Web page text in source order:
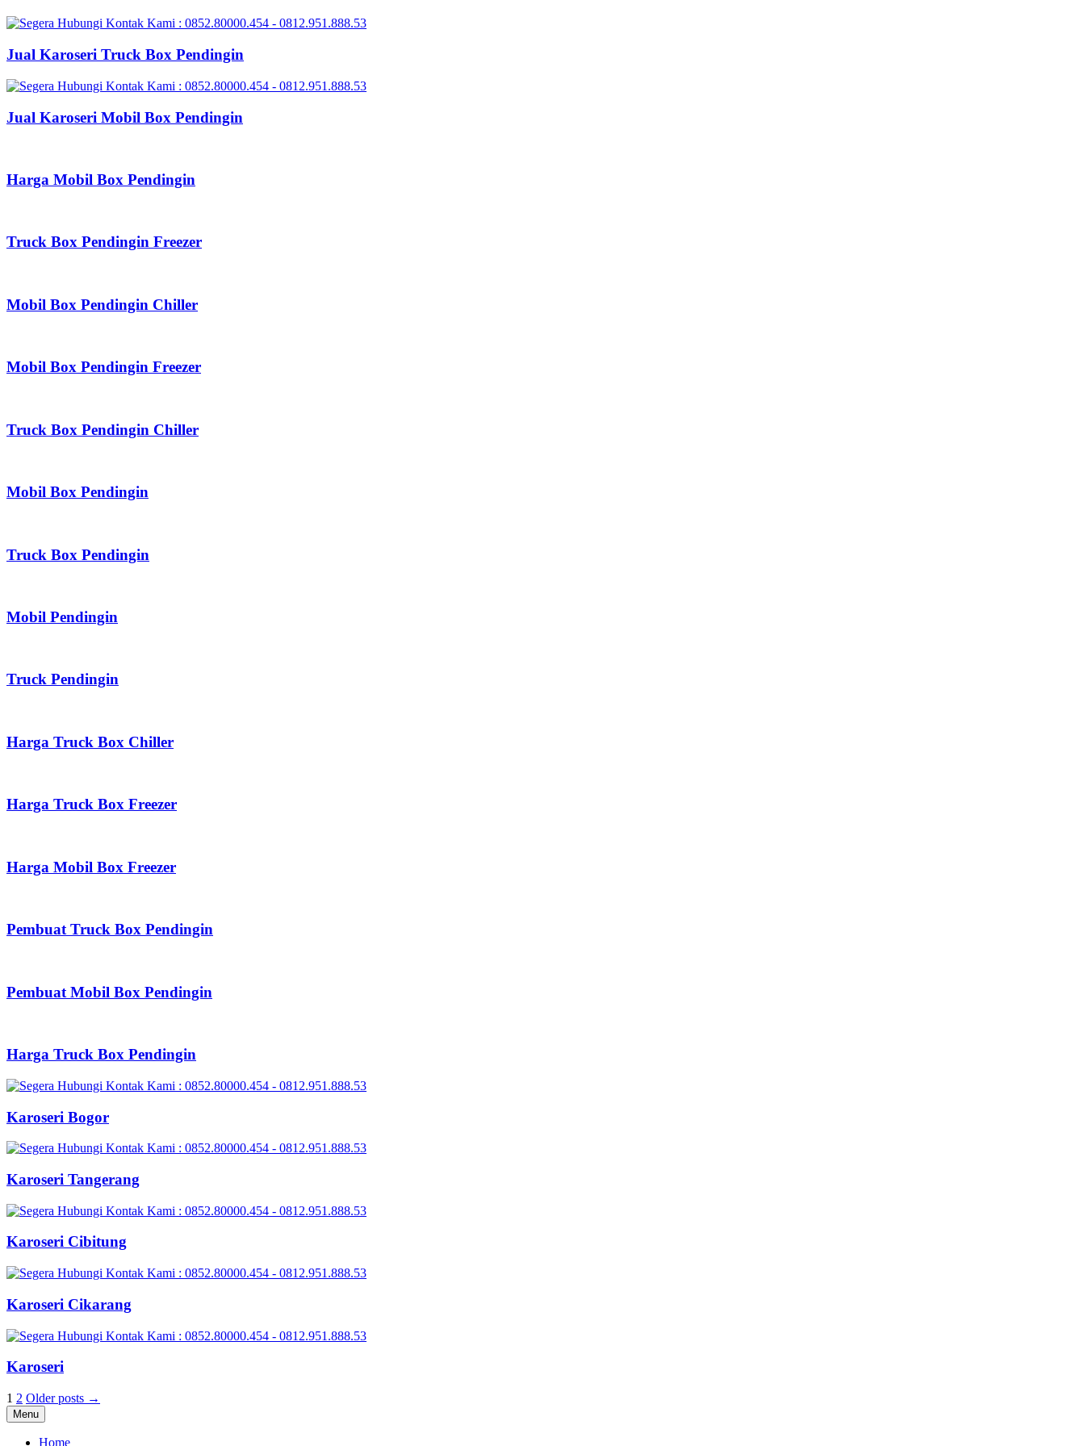
Jual Karoseri Truck Box Pendingin
Jual Karoseri Mobil Box Pendingin
Harga Mobil Box Pendingin
Truck Box Pendingin Freezer
Mobil Box Pendingin Chiller
Mobil Box Pendingin Freezer
Truck Box Pendingin Chiller
Mobil Box Pendingin
Truck Box Pendingin
Mobil Pendingin
Truck Pendingin
Harga Truck Box Chiller
Harga Truck Box Freezer
Harga Mobil Box Freezer
Pembuat Truck Box Pendingin
Pembuat Mobil Box Pendingin
Harga Truck Box Pendingin
Karoseri Bogor
Karoseri Tangerang
Karoseri Cibitung
Karoseri Cikarang
Karoseri
Posts
pagination
1 2 Older posts →
Menu
Home